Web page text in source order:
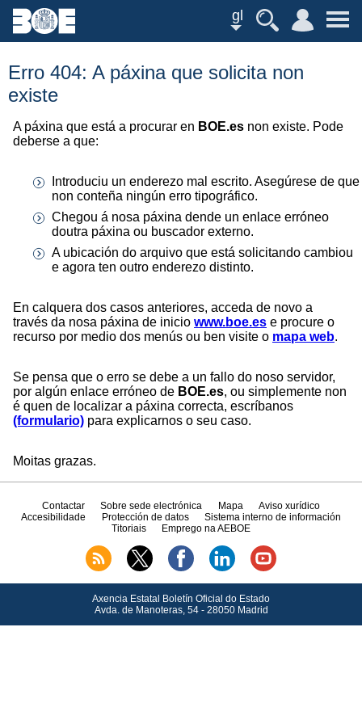
gl
Erro 404: A páxina que solicita non
existe
A páxina que está a procurar en BOE.es non existe. Pode
deberse a que:
Introduciu un enderezo mal escrito. Asegúrese de que
non conteña ningún erro tipográfico.
Chegou á nosa páxina dende un enlace erróneo
doutra páxina ou buscador externo.
A ubicación do arquivo que está solicitando cambiou
e agora ten outro enderezo distinto.
En calquera dos casos anteriores, acceda de novo a
través da nosa páxina de inicio www.boe.es e procure o
recurso por medio dos menús ou ben visite o mapa web.
Se pensa que o erro se debe a un fallo do noso servidor,
por algún enlace erróneo de BOE.es, ou simplemente non
é quen de localizar a páxina correcta, escríbanos
(formulario) para explicarnos o seu caso.
Moitas grazas.
Contactar Sobre sede electrónica Mapa
Aviso xurídico
Accesibilidade
Protección de datos
Sistema interno de información
Titoriais
Emprego na AEBOE
Axencia Estatal Boletín Oficial do Estado
Avda.de Manoteras, 54 - 28050 Madrid